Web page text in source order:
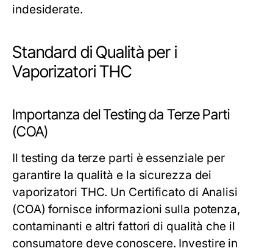
indesiderate.
Standard di Qualità per i
Vaporizatori THC
Importanza del Testing da Terze Parti
(COA)
Il testing da terze parti è essenziale per
garantire la qualità e la sicurezza dei
vaporizatori THC. Un Certificato di Analisi
(COA) fornisce informazioni sulla potenza,
contaminanti e altri fattori di qualità che il
consumatore deve conoscere. Investire in